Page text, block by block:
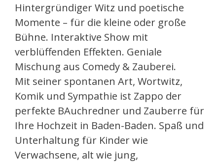
Hintergründiger Witz und poetische
Momente – für die kleine oder große
Bühne. Interaktive Show mit
verblüffenden Effekten. Geniale
Mischung aus Comedy & Zauberei.
Mit seiner spontanen Art, Wortwitz,
Komik und Sympathie ist Zappo der
perfekte BAuchredner und Zauberre für
Ihre Hochzeit in Baden-Baden. Spaß und
Unterhaltung für Kinder wie
Verwachsene, alt wie jung,